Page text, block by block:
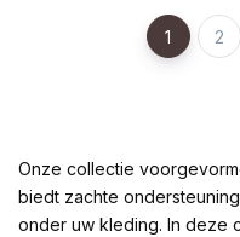
1 2
Onze collectie
biedt zachte
onder uw kleding. In deze